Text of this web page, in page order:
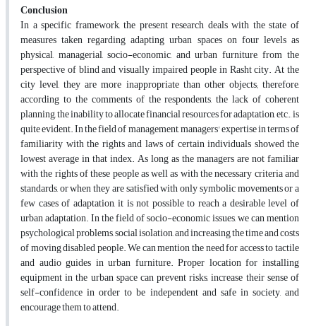
Conclusion
In a specific framework, the present research deals with the state of
measures taken regarding adapting urban spaces on four levels as
physical, managerial, socio-economic, and urban furniture, from the
perspective of blind and visually impaired people in Rasht city. At the
city level, they are more inappropriate than other objects; therefore,
according to the comments of the respondents, the lack of coherent
planning, the inability to allocate financial resources for adaptation, etc., is
quite evident. In the field of management, managers' expertise in terms of
familiarity with the rights and laws of certain individuals showed the
lowest average in that index. As long as the managers are not familiar
with the rights of these people as well as with the necessary criteria and
standards, or when they are satisfied with only symbolic movements or a
few cases of adaptation, it is not possible to reach a desirable level of
urban adaptation. In the field of socio-economic issues, we can mention
psychological problems, social isolation, and increasing the time and costs
of moving disabled people. We can mention the need for access to tactile
and audio guides in urban furniture. Proper location for installing
equipment in the urban space can prevent risks, increase their sense of
self-confidence in order to be independent and safe in society, and
encourage them to attend.